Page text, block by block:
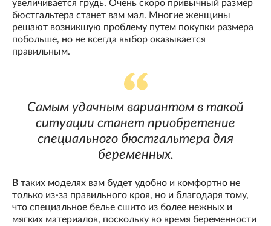
увеличивается грудь. Очень скоро привычный размер
бюстгальтера станет вам мал. Многие женщины
решают возникшую проблему путем покупки размера
побольше, но не всегда выбор оказывается
правильным.
Самым удачным вариантом в такой
ситуации станет приобретение
специального бюстгальтера для
беременных.
В таких моделях вам будет удобно и комфортно не
только из-за правильного кроя, но и благодаря тому,
что специальное белье сшито из более нежных и
мягких материалов, поскольку во время беременности